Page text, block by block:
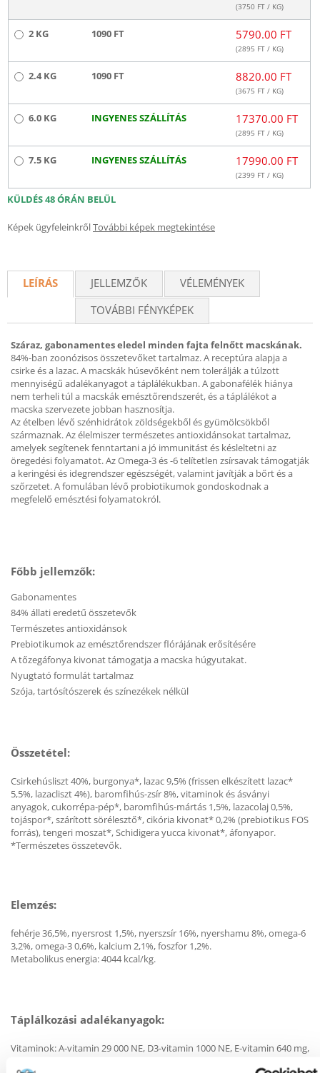
(3750 FT / KG)
2 KG 1090 FT 5790.00 FT
(2895 FT / KG)
2.4 KG 1090 FT 8820.00 FT
(3675 FT / KG)
6.0 KG INGYENES SZÁLLÍTÁS 17370.00 FT
(2895 FT / KG)
7.5 KG INGYENES SZÁLLÍTÁS 17990.00 FT
(2399 FT / KG)
KÜLDÉS 48 ÓRÁN BELÜL
Képek ügyfeleinkrőlTovábbi képek megtekintése
LEÍRÁS JELLEMZŐK
VÉLEMÉNYEK
TOVÁBBI FÉNYKÉPEK
Száraz, gabonamentes eledel minden fajta felnőtt macskának.
84%-ban zoonózisos összetevőket tartalmaz. A receptúra alapja a
csirke és a lazac. A macskák húsevőként nem tolerálják a túlzott
mennyiségű adalékanyagot a táplálékukban. A gabonafélék hiánya
nem terheli túl a macskák emésztőrendszerét, és a táplálékot a
macska szervezete jobban hasznosítja.
Az ételben lévő szénhidrátok zöldségekből és gyümölcsökből
származnak. Az élelmiszer természetes antioxidánsokat tartalmaz,
amelyek segítenek fenntartani a jó immunitást és késleltetni az
öregedési folyamatot. Az Omega-3 és -6 telítetlen zsírsavak támogatják
a keringési és idegrendszer egészségét, valamint javítják a bőrt és a
szőrzetet. A fomulában lévő probiotikumok gondoskodnak a
megfelelő emésztési folyamatokról.
Főbb jellemzők:
Gabonamentes
84% állati eredetű összetevők
Természetes antioxidánsok
Prebiotikumok az emésztőrendszer flórájának erősítésére
A tőzegáfonya kivonat támogatja a macska húgyutakat.
Nyugtató formulát tartalmaz
Szója, tartósítószerek és színezékek nélkül
Összetétel:
Csirkehúsliszt 40%, burgonya*, lazac 9,5% (frissen elkészített lazac*
5,5%, lazacliszt 4%), baromfihús-zsír 8%, vitaminok és ásványi
anyagok, cukorrépa-pép*, baromfihús-mártás 1,5%, lazacolaj 0,5%,
tojáspor*, szárított sörélesztő*, cikória kivonat* 0,2% (prebiotikus FOS
forrás), tengeri moszat*, Schidigera yucca kivonat*, áfonyapor.
*Természetes összetevők.
Elemzés:
fehérje 36,5%, nyersrost 1,5%, nyerszsír 16%, nyershamu 8%, omega-6
3,2%, omega-3 0,6%, kalcium 2,1%, foszfor 1,2%.
Metabolikus energia: 4044 kcal/kg.
Táplálkozási adalékanyagok:
Vitaminok: A-vitamin 29 000 NE, D3-vitamin 1000 NE, E-vitamin 640 mg,